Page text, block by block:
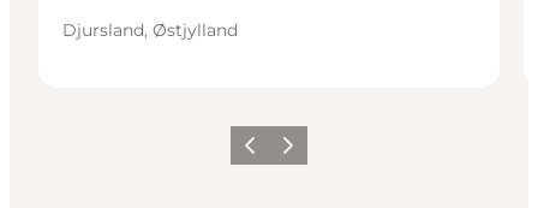
Djursland, Østjylland
ForrigeNæste